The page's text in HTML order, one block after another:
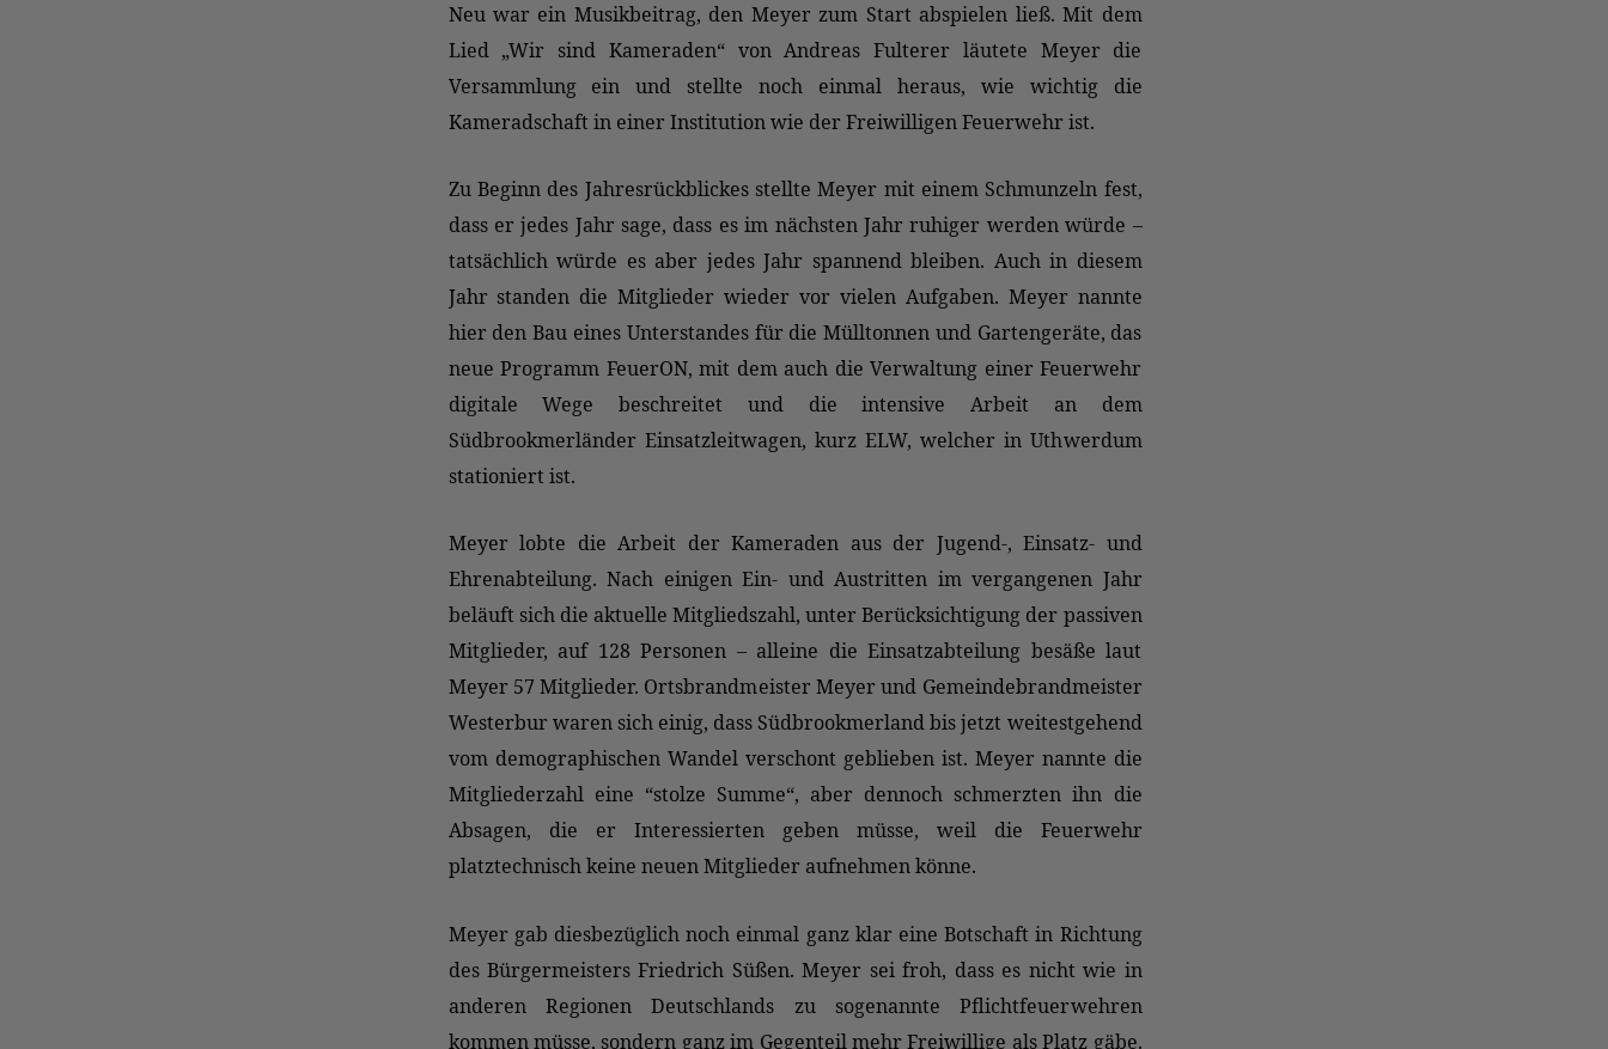
Neu war ein Musikbeitrag, den Meyer zum Start abspielen ließ. Mit dem
Lied „Wir sind Kameraden“ von Andreas Fulterer läutete Meyer die
Versammlung ein und stellte noch einmal heraus, wie wichtig die
Kameradschaft in einer Institution wie der Freiwilligen Feuerwehr ist.
Zu Beginn des Jahresrückblickes stellte Meyer mit einem Schmunzeln fest,
dass er jedes Jahr sage, dass es im nächsten Jahr ruhiger werden würde –
tatsächlich würde es aber jedes Jahr spannend bleiben. Auch in diesem
Jahr standen die Mitglieder wieder vor vielen Aufgaben. Meyer nannte
hier den Bau eines Unterstandes für die Mülltonnen und Gartengeräte, das
neue Programm FeuerON, mit dem auch die Verwaltung einer Feuerwehr
digitale Wege beschreitet und die intensive Arbeit an dem
Südbrookmerländer Einsatzleitwagen, kurz ELW, welcher in Uthwerdum
stationiert ist.
Meyer lobte die Arbeit der Kameraden aus der Jugend-, Einsatz- und
Ehrenabteilung. Nach einigen Ein- und Austritten im vergangenen Jahr
beläuft sich die aktuelle Mitgliedszahl, unter Berücksichtigung der passiven
Mitglieder, auf 128 Personen – alleine die Einsatzabteilung besäße laut
Meyer 57 Mitglieder. Ortsbrandmeister Meyer und Gemeindebrandmeister
Westerbur waren sich einig, dass Südbrookmerland bis jetzt weitestgehend
vom demographischen Wandel verschont geblieben ist. Meyer nannte die
Mitgliederzahl eine “stolze Summe“, aber dennoch schmerzten ihn die
Absagen, die er Interessierten geben müsse, weil die Feuerwehr
platztechnisch keine neuen Mitglieder aufnehmen könne.
Meyer gab diesbezüglich noch einmal ganz klar eine Botschaft in Richtung
des Bürgermeisters Friedrich Süßen. Meyer sei froh, dass es nicht wie in
anderen Regionen Deutschlands zu sogenannte Pflichtfeuerwehren
kommen müsse, sondern ganz im Gegenteil mehr Freiwillige als Platz gäbe.